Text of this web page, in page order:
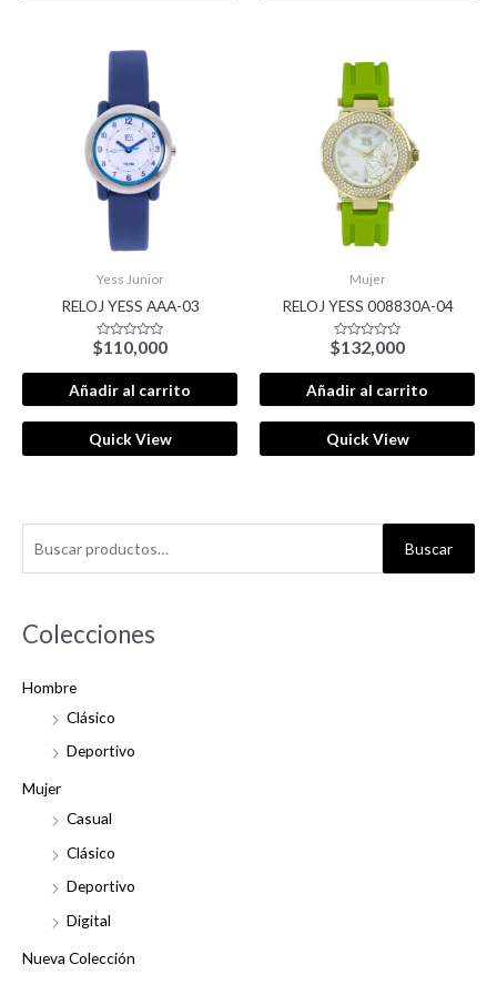
c
r
Buscar
Colecciones
Hombre
Clásico
Deportivo
Mujer
Casual
Clásico
Deportivo
Digital
Nueva Colección
Yess Junior
RELOJ YESS AAA-03
Valorado
con
0
de
5
$110,000
Añadir al carrito
Quick View
Mujer
RELOJ YESS 008830A-04
Valorado
con
0
de
5
$132,000
Añadir al carrito
Quick View